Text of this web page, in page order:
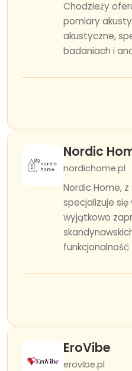
Chodzieży
pomiary
akustyczne,
badaniach i
Nordic
nordichome.pl
Nordic Home,
specjalizuje
wyjątkowo
funkcjonalność
EroVibe
erovibe.pl